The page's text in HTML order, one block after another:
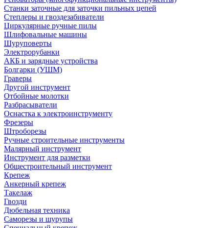
Станки заточные для заточки пильных цепей
Степлеры и гвоздезабиватели
Циркулярные ручные пилы
Шлифовальные машины
Шуруповерты
Электрорубанки
АКБ и зарядные устройства
Болгарки (УШМ)
Граверы
Другой инструмент
Отбойные молотки
Разбрасыватели
Оснастка к электроинструменту
Фрезеры
Штроборезы
Ручные строительные инструменты
Малярный инструмент
Инструмент для разметки
Общестроительный инструмент
Крепеж
Анкерный крепеж
Такелаж
Гвозди
Дюбельная техника
Саморезы и шурупы